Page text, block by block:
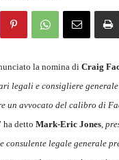
la nomina di Craig
legali e consigliere generale
un avvocato del calibro di
ha detto Mark-Eric Jones,
consulente legale generale